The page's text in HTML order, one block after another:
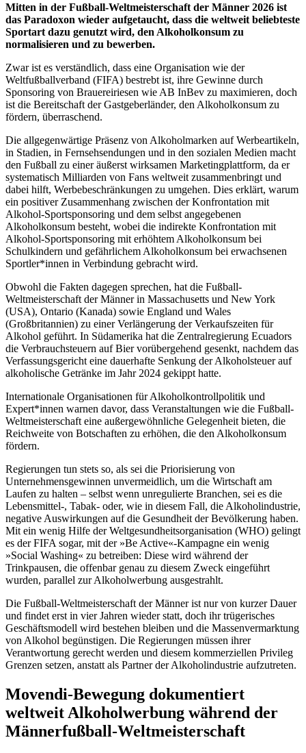
Mitten in der Fußball-Weltmeisterschaft der Männer 2026 ist
das Paradoxon wieder aufgetaucht, dass die weltweit beliebteste
Sportart dazu genutzt wird, den Alkoholkonsum zu
normalisieren und zu bewerben.
Zwar ist es verständlich, dass eine Organisation wie der
Weltfußballverband (FIFA) bestrebt ist, ihre Gewinne durch
Sponsoring von Brauereiriesen wie AB InBev zu maximieren, doch
ist die Bereitschaft der Gastgeberländer, den Alkoholkonsum zu
fördern, überraschend.
Die allgegenwärtige Präsenz von Alkoholmarken auf Werbeartikeln,
in Stadien, in Fernsehsendungen und in den sozialen Medien macht
den Fußball zu einer äußerst wirksamen Marketingplattform, da er
systematisch Milliarden von Fans weltweit zusammenbringt und
dabei hilft, Werbebeschränkungen zu umgehen. Dies erklärt, warum
ein positiver Zusammenhang zwischen der Konfrontation mit
Alkohol-Sportsponsoring und dem selbst angegebenen
Alkoholkonsum besteht, wobei die indirekte Konfrontation mit
Alkohol-Sportsponsoring mit erhöhtem Alkoholkonsum bei
Schulkindern und gefährlichem Alkoholkonsum bei erwachsenen
Sportler*innen in Verbindung gebracht wird.
Obwohl die Fakten dagegen sprechen, hat die Fußball-
Weltmeisterschaft der Männer in Massachusetts und New York
(USA), Ontario (Kanada) sowie England und Wales
(Großbritannien) zu einer Verlängerung der Verkaufszeiten für
Alkohol geführt. In Südamerika hat die Zentralregierung Ecuadors
die Verbrauchsteuern auf Bier vorübergehend gesenkt, nachdem das
Verfassungsgericht eine dauerhafte Senkung der Alkoholsteuer auf
alkoholische Getränke im Jahr 2024 gekippt hatte.
Internationale Organisationen für Alkoholkontrollpolitik und
Expert*innen warnen davor, dass Veranstaltungen wie die Fußball-
Weltmeisterschaft eine außergewöhnliche Gelegenheit bieten, die
Reichweite von Botschaften zu erhöhen, die den Alkoholkonsum
fördern.
Regierungen tun stets so, als sei die Priorisierung von
Unternehmensgewinnen unvermeidlich, um die Wirtschaft am
Laufen zu halten – selbst wenn unregulierte Branchen, sei es die
Lebensmittel-, Tabak- oder, wie in diesem Fall, die Alkoholindustrie,
negative Auswirkungen auf die Gesundheit der Bevölkerung haben.
Mit ein wenig Hilfe der Weltgesundheitsorganisation (WHO) gelingt
es der FIFA sogar, mit der »Be Active«-Kampagne ein wenig
»Social Washing« zu betreiben: Diese wird während der
Trinkpausen, die offenbar genau zu diesem Zweck eingeführt
wurden, parallel zur Alkoholwerbung ausgestrahlt.
Die Fußball-Weltmeisterschaft der Männer ist nur von kurzer Dauer
und findet erst in vier Jahren wieder statt, doch ihr trügerisches
Geschäftsmodell wird bestehen bleiben und die Massenvermarktung
von Alkohol begünstigen. Die Regierungen müssen ihrer
Verantwortung gerecht werden und diesem kommerziellen Privileg
Grenzen setzen, anstatt als Partner der Alkoholindustrie aufzutreten.
Movendi-Bewegung dokumentiert
weltweit Alkoholwerbung während der
Männerfußball-Weltmeisterschaft